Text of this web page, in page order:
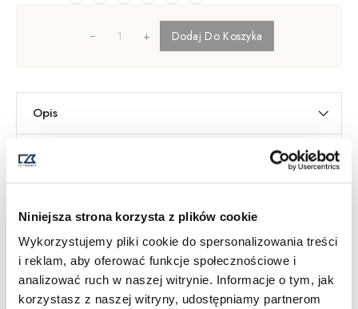
Niniejsza strona korzysta z plików cookie
Wykorzystujemy pliki cookie do spersonalizowania treści
i reklam, aby oferować funkcje społecznościowe i
analizować ruch w naszej witrynie. Informacje o tym, jak
korzystasz z naszej witryny, udostępniamy partnerom
+ Dodaj Do Koszyka
Opis
Informacje dodatkowe
Dostawa i Zwroty
SKU:351459
KategorieGolf,Kobiety ,Softshelle damskie
Wersja Męska/Damska